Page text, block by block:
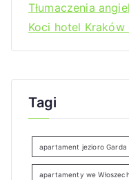
Tłumaczenia
Koci hotel
Tagi
apartament jezioro Garda
apartamenty we